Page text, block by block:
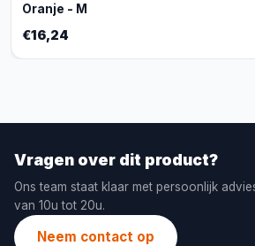
Oranje - M
€16,24
Vragen over dit product?
Ons team staat klaar met persoonlijk
van 10u tot 20u.
Neem contact op